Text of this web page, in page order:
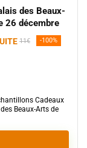
des Beaux-
26 décembre
11€ -100%
Cadeaux
Beaux-Arts de